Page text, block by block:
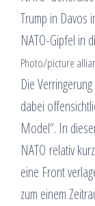
Trump in Davos
NATO-Gipfel in
Photo/picture
Die
dabei
Model“. In
NATO relativ
eine Front
zum einem